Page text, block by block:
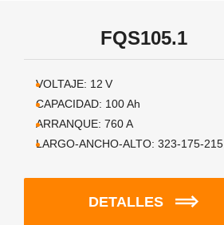
FQS105.1
VOLTAJE: 12 V
CAPACIDAD: 100Ah
ARRANQUE: 760A
LARGO-ANCHO-ALTO: 323-175-215
DETALLES